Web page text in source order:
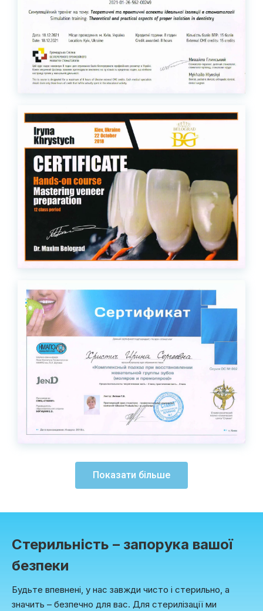
Показати більше
Стерильність – запорука вашої
безпеки
Будьте впевнені, у нас завжди чисто і стерильно, а
значить – безпечно для вас. Для стерилізації ми